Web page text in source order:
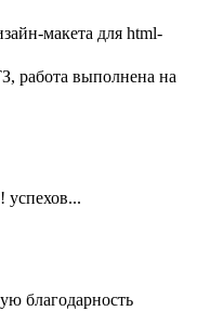
макета для html-
работа выполнена на
успехов...
благодарность